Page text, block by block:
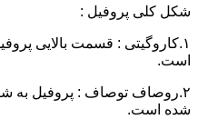
شکل کلی پروفیل :
۱.کاروگیتی : قسمت بالایی
است.
۲.روصاف توصاف : پروفیل به
شده است.